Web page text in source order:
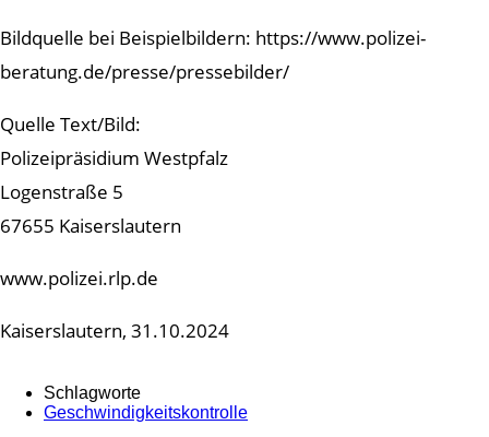
Bildquelle bei Beispielbildern: https://www.polizei-
beratung.de/presse/pressebilder/
Quelle Text/Bild:
Polizeipräsidium Westpfalz
Logenstraße 5
67655 Kaiserslautern
www.polizei.rlp.de
Kaiserslautern, 31.10.2024
Schlagworte
Geschwindigkeitskontrolle